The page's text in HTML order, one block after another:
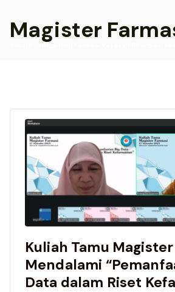
Magister
Kuliah Tamu Magister
Mendalami
Data dalam Riset